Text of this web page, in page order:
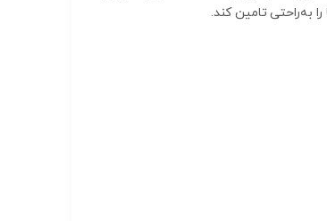
به‌راحتی تامین کند.